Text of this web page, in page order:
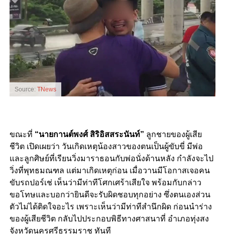
Source: TNews
ขณะที่ “นายกานต์พงศ์ สิริอิสสระนันท์” ลูกชายของผู้เสีย
ชีวิต เปิดเผยว่า วันเกิดเหตุน้องสาวของตนเป็นผู้ขับขี่ มีพ่อ
และลูกศิษย์ที่เรียนวิ่งมาราธอน​กับพ่อนั่งด้านหลัง กำลังจะไป
วิ่งที่พุทธมณฑล แต่มาเกิดเหตุก่อน เมื่อวานมีโอกาสเจอคน
ขับรถปอร์เช่​ เห็นว่ามีท่าทีโศกเศร้าเสียใจ พร้อมกับกล่าว
ขอโทษและบอกว่ายินดีจะรับผิดชอบทุกอย่าง ซึ่งตนเองส่วน
ตัวไม่ได้ติดใจอะไร เพราะเห็นว่ามีท่าทีสำนึกผิด ก่อนนำร่าง
ของผู้เสียชีวิต กลับไปประกอบพิธีทางศาสนาที่ อำเภอทุ่งสง
จังหวัดนครศรีธรรมราช ทันที